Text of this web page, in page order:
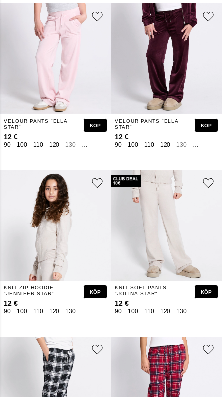
90 100 110 120 130 140 160
VELOUR PANTS "ELLA
STAR"
12 €
KÖP
90 100 110 120 130 140
VELOUR PANTS "ELLA
STAR"
12 €
KÖP
90 100 110 120 130 140 160
KNIT ZIP HOODIE
"JENNIFER STAR"
12 €
KÖP
90 100 110 120 130 140
KNIT SOFT PANTS
"JOLINA STAR"
12 €
KÖP